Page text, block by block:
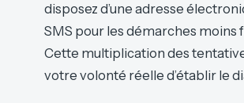
disposez d’une adresse
SMS pour les démarches moins
Cette multiplication des
votre volonté réelle d’établir le